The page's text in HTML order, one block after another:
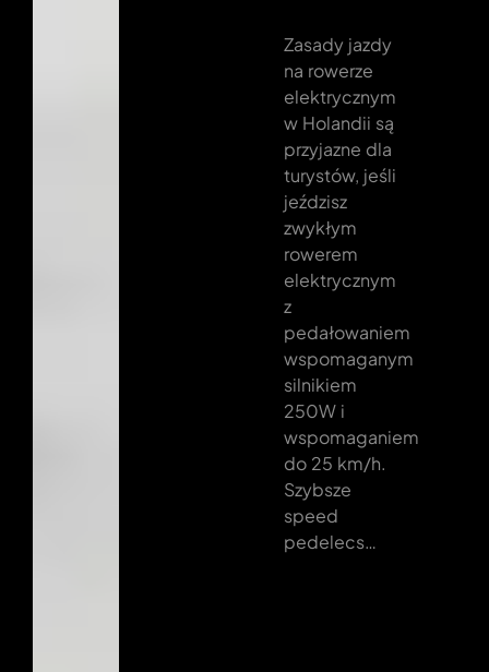
Zasady jazdy
na rowerze
elektrycznym
w Holandii są
przyjazne dla
turystów, jeśli
jeździsz
zwykłym
rowerem
elektrycznym
z
pedałowaniem
wspomaganym
silnikiem
250W i
wspomaganiem
do 25 km/h.
Szybsze
speed
pedelecs…